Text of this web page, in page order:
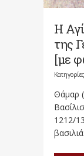
Η
της
[με
Θάμαρ
1212/